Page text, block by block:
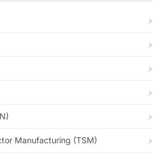
Manufacturing (TSM)